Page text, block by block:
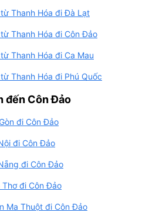
Thanh Hóa đi Đà Lạt
Thanh Hóa đi Côn Đảo
Thanh Hóa đi Ca Mau
Thanh Hóa đi Phú Quốc
đến Côn Đảo
đi Côn Đảo
đi Côn Đảo
đi Côn Đảo
đi Côn Đảo
Ma Thuột đi Côn Đảo